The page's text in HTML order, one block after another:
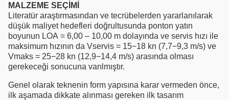
MALZEME SEÇİMİ
Literatür araştırmasından ve tecrübelerden yararlanılarak
düşük maliyet hedefleri doğrultusunda ponton yatın
boyunun LOA = 6,00 – 10,00 m dolayında ve servis hızı ile
maksimum hızının da Vservis = 15−18 kn (7,7−9,3 m/s) ve
Vmaks = 25−28 kn (12,9−14,4 m/s) arasında olması
gerekeceği sonucuna varılmıştır.
Genel olarak teknenin form yapısına karar vermeden önce,
ilk aşamada dikkate alınması gereken ilk tasarım